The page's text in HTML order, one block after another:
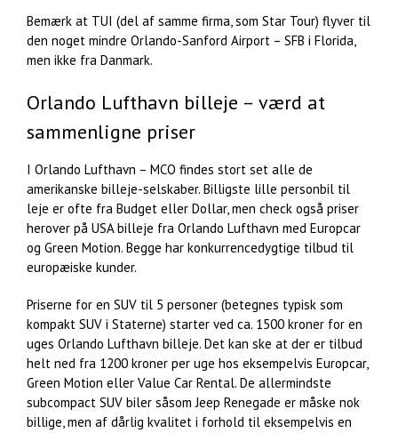
Bemærk at TUI (del af samme firma, som Star Tour) flyver til
den noget mindre Orlando-Sanford Airport – SFB i Florida,
men ikke fra Danmark.
Orlando Lufthavn billeje – værd at
sammenligne priser
I Orlando Lufthavn – MCO findes stort set alle de
amerikanske billeje-selskaber. Billigste lille personbil til
leje er ofte fra Budget eller Dollar, men check også priser
herover på USA billeje fra Orlando Lufthavn med Europcar
og Green Motion. Begge har konkurrencedygtige tilbud til
europæiske kunder.
Priserne for en SUV til 5 personer (betegnes typisk som
kompakt SUV i Staterne) starter ved ca. 1500 kroner for en
uges Orlando Lufthavn billeje. Det kan ske at der er tilbud
helt ned fra 1200 kroner per uge hos eksempelvis Europcar,
Green Motion eller Value Car Rental. De allermindste
subcompact SUV biler såsom Jeep Renegade er måske nok
billige, men af dårlig kvalitet i forhold til eksempelvis en